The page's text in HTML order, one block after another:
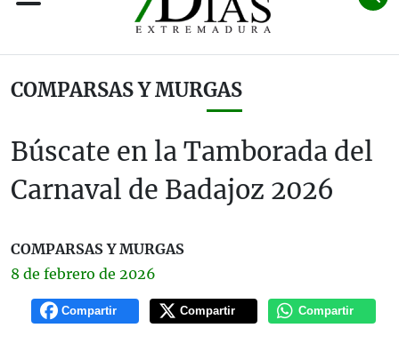
COMPARSAS Y MURGAS
Búscate en la Tamborada del
Carnaval de Badajoz 2026
COMPARSAS Y MURGAS
8 de febrero de 2026
Compartir Compartir Compartir